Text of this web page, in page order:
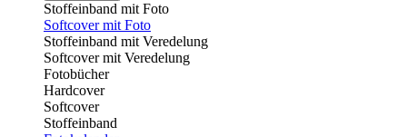
Stoffeinband mit Foto
Softcover mit Foto
Stoffeinband mit Veredelung
Softcover mit Veredelung
Fotobücher
Hardcover
Softcover
Stoffeinband